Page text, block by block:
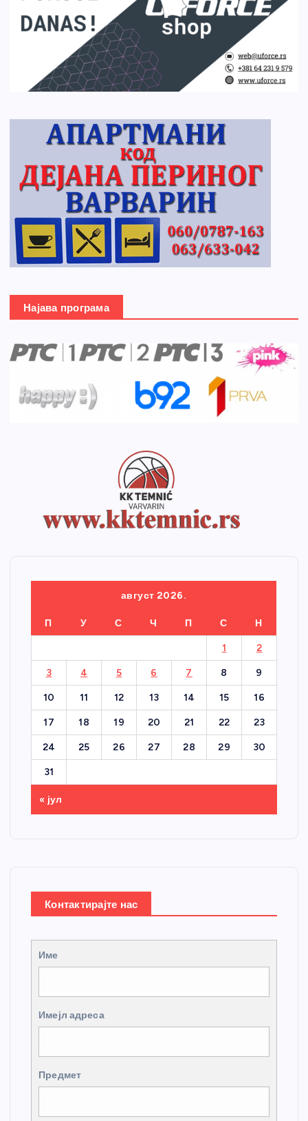
Најава програма
август 2026.
П У С Ч П С Н
1 2
3 4 5 6 7 8 9
10 11 12 13 14 15 16
17 18 19 20 21 22 23
24 25 26 27 28 29 30
31
« јул
Контактирајте нас
Име
Имејл адреса
Предмет